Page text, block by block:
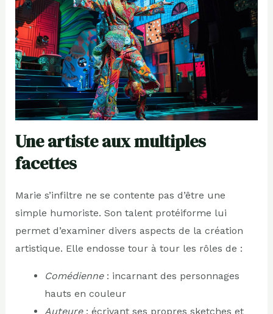
Une artiste aux multiples
facettes
Marie s’infiltre ne se contente pas d’être une
simple humoriste. Son talent protéiforme lui
permet d’examiner divers aspects de la création
artistique. Elle endosse tour à tour les rôles de :
Comédienne: incarnant des personnages
hauts en couleur
Auteure: écrivant ses propres sketches et